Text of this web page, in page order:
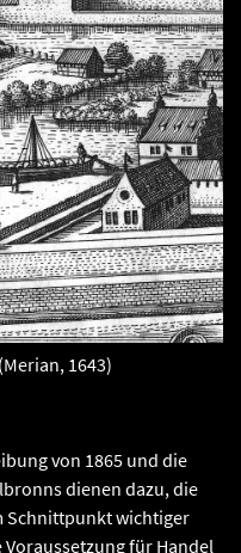
1643)
von 1865 und die
dienen dazu, die
Schnittpunkt wichtiger
für Handel